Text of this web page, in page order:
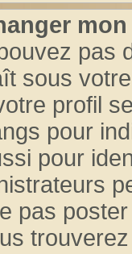
pas
sous
profil
pour
pour
pas